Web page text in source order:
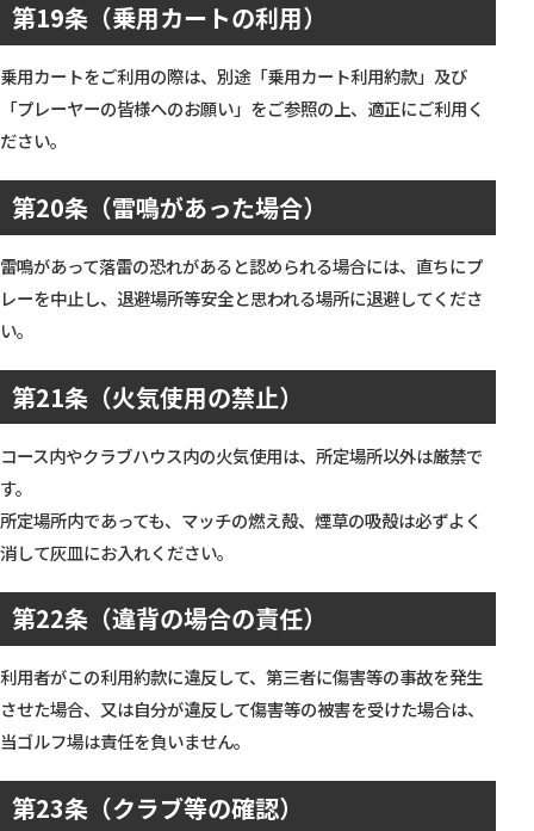
第19条（乗用カートの利用）
乗用カートをご利用の際は、別途「乗用カート利用約款」及び
「プレーヤーの皆様へのお願い」をご参照の上、適正にご利用く
ださい。
第20条（雷鳴があった場合）
雷鳴があって落雷の恐れがあると認められる場合には、直ちにプ
レーを中止し、退避場所等安全と思われる場所に退避してくださ
い。
第21条（火気使用の禁止）
コース内やクラブハウス内の火気使用は、所定場所以外は厳禁で
す。
所定場所内であっても、マッチの燃え殻、煙草の吸殻は必ずよく
消して灰皿にお入れください。
第22条（違背の場合の責任）
利用者がこの利用約款に違反して、第三者に傷害等の事故を発生
させた場合、又は自分が違反して傷害等の被害を受けた場合は、
当ゴルフ場は責任を負いません。
第23条（クラブ等の確認）